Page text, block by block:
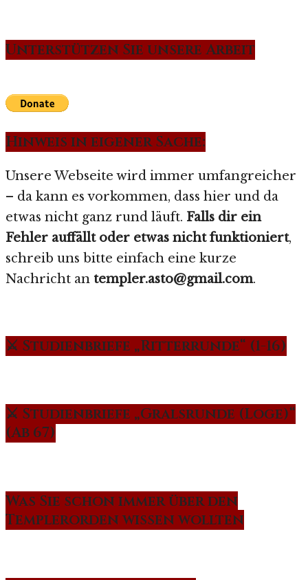
Unterstützen Sie unsere Arbeit
Hinweis in eigener Sache:
Unsere Webseite wird immer umfangreicher
– da kann es vorkommen, dass hier und da
etwas nicht ganz rund läuft. Falls dir ein
Fehler auffällt oder etwas nicht funktioniert,
schreib uns bitte einfach eine kurze
Nachricht an templer.asto@gmail.com.
⚔️ Studienbriefe „Ritterrunde“ (1-16)
⚔️ Studienbriefe „Gralsrunde (Loge)“
(Ab 67)
Was Sie schon immer über den
Templerorden wissen wollten